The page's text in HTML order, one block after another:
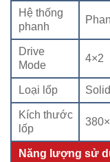
Hệ thống
phanh
Drive
Mode
4×2
Loại lốp
Kích thước
lốp
Năng lượng sử